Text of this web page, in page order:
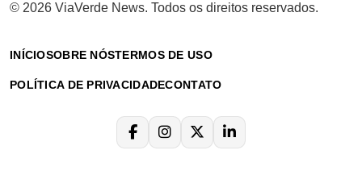
© 2026 ViaVerde News. Todos os direitos reservados.
INÍCIOSOBRE NÓSTERMOS DE USO
POLÍTICA DE PRIVACIDADECONTATO